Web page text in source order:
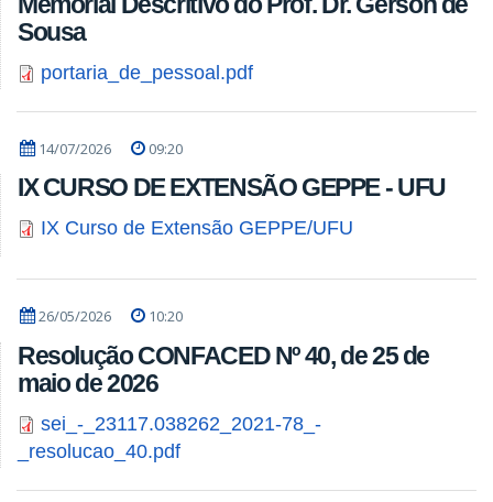
Sousa
portaria_de_pessoal.pdf
14/07/2026 09:20
IX CURSO DE EXTENSÃO GEPPE - UFU
IX Curso de Extensão GEPPE/UFU
26/05/2026 10:20
Resolução CONFACED Nº 40, de 25 de
maio de 2026
sei_-_23117.038262_2021-78_-
_resolucao_40.pdf